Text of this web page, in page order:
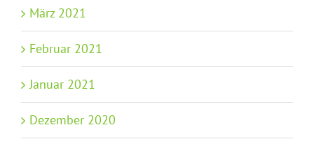
März 2021
Februar 2021
Januar 2021
Dezember 2020